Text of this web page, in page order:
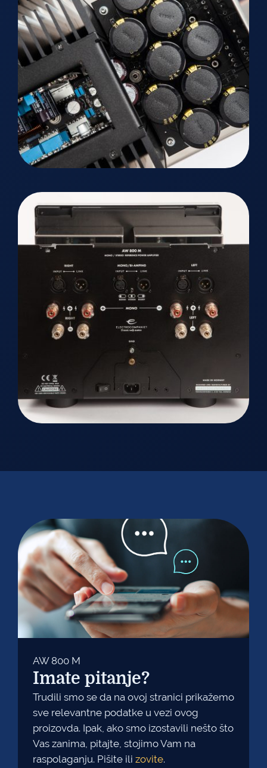
AW 800 M
Imate pitanje?
Trudili smo se da na ovoj stranici prikažemo
sve relevantne podatke u vezi ovog
proizovda. Ipak, ako smo izostavili nešto što
Vas zanima, pitajte, stojimo Vam na
raspolaganju. Pišite ili zovite.